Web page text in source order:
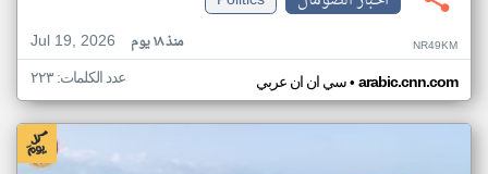
Jul 19, 2026
منذ ١٨ يوم NR49KM
سي ان ان عربي• arabic.cnn.com عدد الكلمات: ٢٢٣